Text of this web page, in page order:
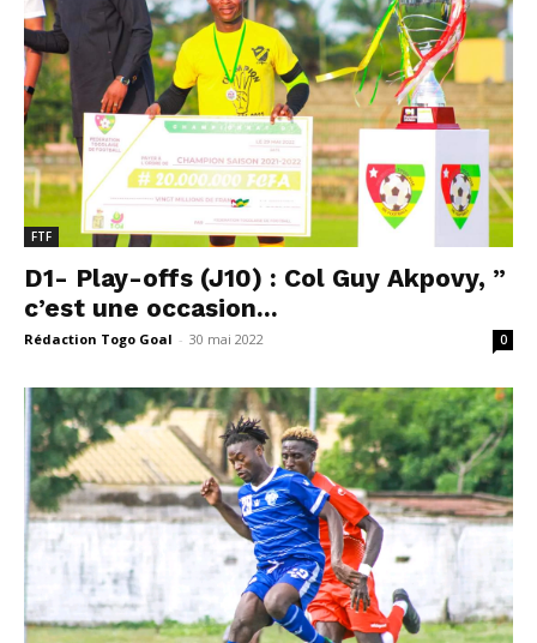
FTF
D1- Play-offs (J10) : Col Guy Akpovy, ”
c’est une occasion...
Rédaction Togo Goal - 30 mai 2022 0